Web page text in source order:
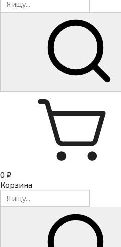
0 ₽
Корзина